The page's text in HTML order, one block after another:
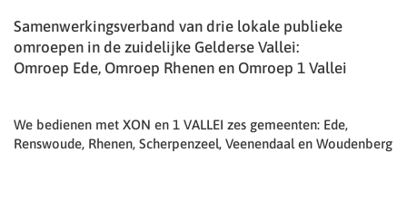
Samenwerkingsverband van drie lokale publieke
omroepen in de zuidelijke Gelderse Vallei:
Omroep Ede, Omroep Rhenen en Omroep 1 Vallei
We bedienen met XON en 1 VALLEI zes gemeenten: Ede,
Renswoude, Rhenen, Scherpenzeel, Veenendaal en Woudenberg